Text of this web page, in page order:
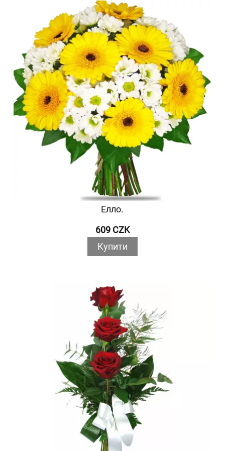
Елло.
609 CZK
Купити